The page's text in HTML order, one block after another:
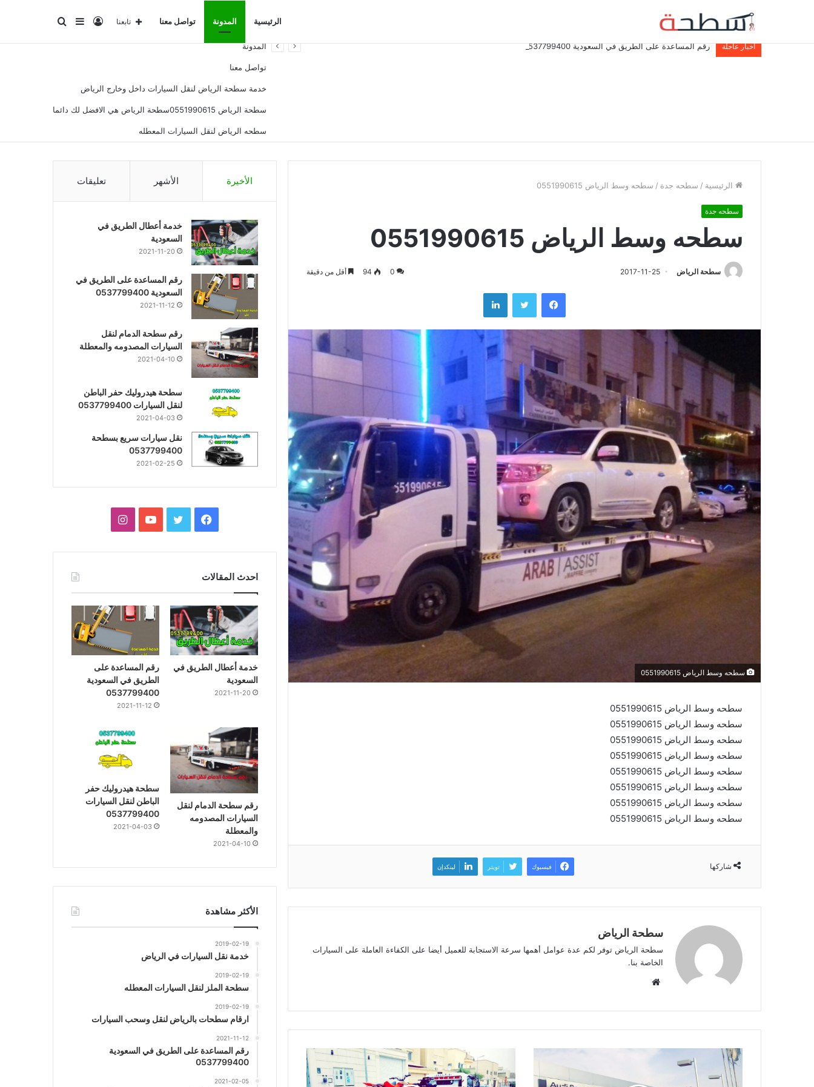
الرئيسية المدونة تواصل معنا بحثإضافة
جانبي
تسجيل تابعنا
أخبار عاجلة رقم المساعدة على الطريق في السعودية 0537799400 المدونة
تواصل معنا
خدمة سطحة الرياض لنقل السيارات داخل وخارج الرياض
سطحة الرياض 0551990615سطحة الرياض هي الافضل لك دائما
سطحه الرياض لنقل السيارات المعطله
الرئيسية / سطحه جدة / سطحه وسط الرياض 0551990615
سطحه جدة
سطحه وسط الرياض 0551990615
سطحة الرياض 2017-11-25
0
94 أقل من دقيقة
فيسبوك تويتر لينكدإن
سطحه وسط الرياض 0551990615
سطحه وسط الرياض 0551990615
سطحه وسط الرياض 0551990615
سطحه وسط الرياض 0551990615
سطحه وسط الرياض 0551990615
سطحه وسط الرياض 0551990615
سطحه وسط الرياض 0551990615
سطحه وسط الرياض 0551990615
سطحه وسط الرياض 0551990615
شاركها فيسبوك تويتر لينكدإن
سطحة الرياض
سطحة الرياض توفر لكم عدة عوامل أهمها سرعة الاستجابة للعميل أيضا على الكفاءة العاملة على السيارات
الخاصة بنا.
الأخيرة الأشهر تعليقات
خدمة أعطال الطريق في
السعودية
2021-11-20
رقم المساعدة على الطريق في
السعودية 0537799400
2021-11-12
رقم سطحة الدمام لنقل
السيارات المصدومه والمعطلة
2021-04-10
سطحة هيدروليك حفر الباطن
لنقل السيارات 0537799400
2021-04-03
نقل سيارات سريع بسطحة
0537799400
2021-02-25
فيسبوكتويتر يوتيوبانستقرام
احدث المقالات
خدمة أعطال الطريق في
السعودية
2021-11-20
رقم المساعدة على
الطريق في السعودية
0537799400
2021-11-12
رقم سطحة الدمام لنقل
السيارات المصدومه
والمعطلة
2021-04-10
سطحة هيدروليك حفر
الباطن لنقل السيارات
0537799400
2021-04-03
الأكثر مشاهدة
2019-02-19
خدمة نقل السيارات في الرياض
2019-02-19
سطحة الملز لنقل السيارات المعطله
2019-02-19
ارقام سطحات بالرياض لنقل وسحب السيارات
2021-11-12
رقم المساعدة على الطريق في السعودية
0537799400
2021-02-05